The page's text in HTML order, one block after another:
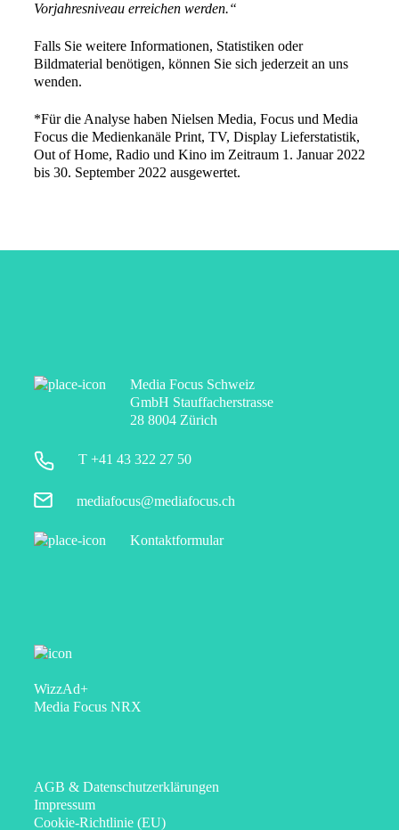
Vorjahresniveau erreichen werden.“
Falls Sie weitere Informationen, Statistiken oder
Bildmaterial benötigen, können Sie sich jederzeit an uns
wenden.
*Für die Analyse haben Nielsen Media, Focus und Media
Focus die Medienkanäle Print, TV, Display Lieferstatistik,
Out of Home, Radio und Kino im Zeitraum 1. Januar 2022
bis 30. September 2022 ausgewertet.
Media Focus Schweiz
GmbH Stauffacherstrasse
28 8004 Zürich
T +41 43 322 27 50
mediafocus@mediafocus.ch
Kontaktformular
AGB & Datenschutzerklärungen
Impressum
Cookie-Richtlinie (EU)
WizzAd+
Media Focus NRX